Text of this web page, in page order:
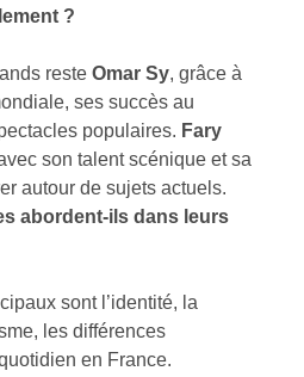
?
reste Omar Sy, grâce à
ses succès au
populaires. Fary
son talent scénique et sa
autour de sujets actuels.
abordent-ils dans leurs
sont l’identité, la
les différences
en France.